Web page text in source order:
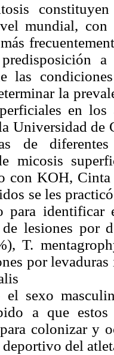
mundial,
las
la
en
Universidad de
de diferentes
micosis
con KOH,
se les
para identificar
lesiones por
T.
por
el sexo
a que
colonizar y
del